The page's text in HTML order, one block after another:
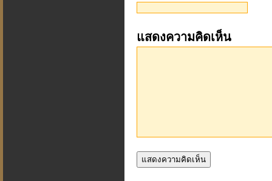
แสดงความคิดเห็น